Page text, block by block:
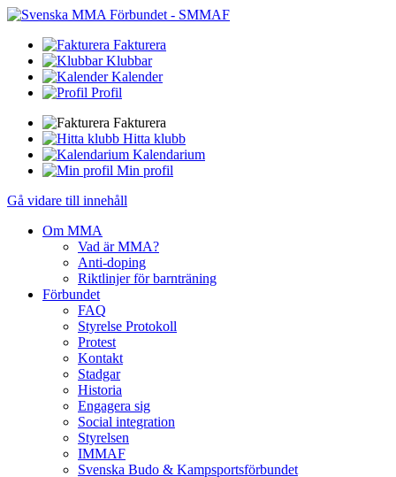
Fakturera
Klubbar
Kalender
Profil
Fakturera
Hitta klubb
Kalendarium
Min profil
Gå vidare till innehåll
Om MMA
Vad är MMA?
Anti-doping
Riktlinjer för barnträning
Förbundet
FAQ
Styrelse Protokoll
Protest
Kontakt
Stadgar
Historia
Engagera sig
Social integration
Styrelsen
IMMAF
Svenska Budo & Kampsportsförbundet